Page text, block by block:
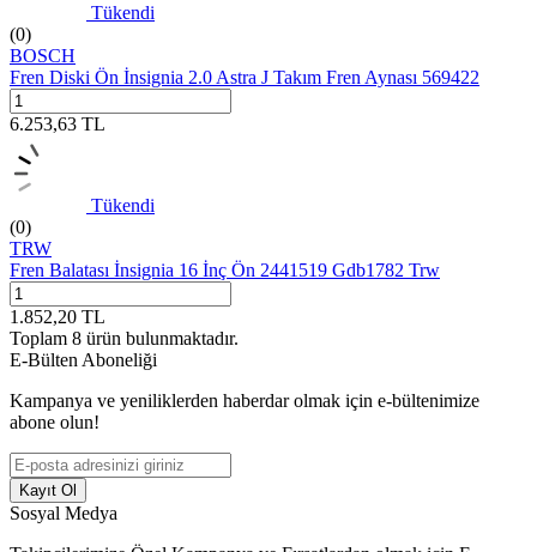
Tükendi
(0)
BOSCH
Fren Diski Ön İnsignia 2.0 Astra J Takım Fren Aynası 569422
6.253,63 TL
Tükendi
(0)
TRW
Fren Balatası İnsignia 16 İnç Ön 2441519 Gdb1782 Trw
1.852,20 TL
Toplam 8 ürün bulunmaktadır.
E-Bülten Aboneliği
Kampanya ve yeniliklerden haberdar olmak için e-bültenimize
abone olun!
Kayıt Ol
Sosyal Medya